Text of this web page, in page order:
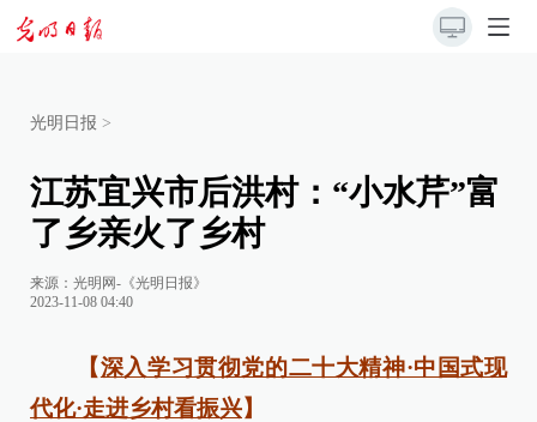
光明日报 >
江苏宜兴市后洪村：“小水芹”富
了乡亲火了乡村
来源： 光明网-《光明日报》
2023-11-08 04:40
【深入学习贯彻党的二十大精神·中国式现
代化·走进乡村看振兴】